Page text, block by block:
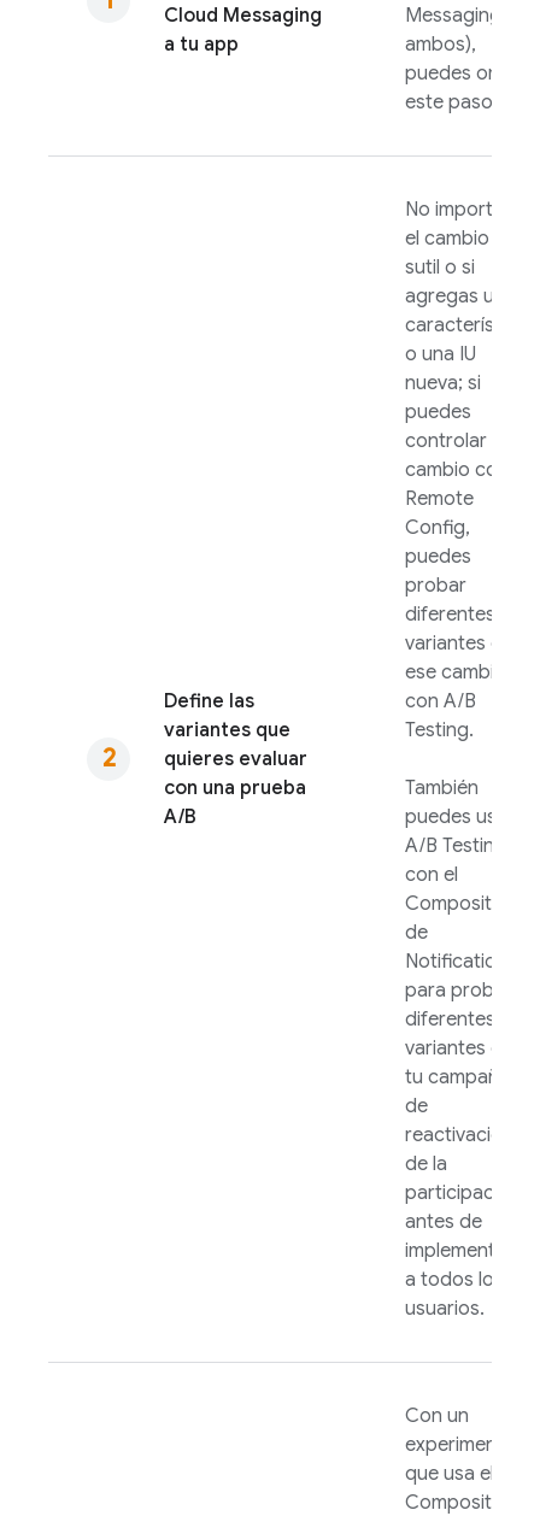
Cloud Messaging
a tu app
Messaging
ambos),
puedes omitir
este paso.
Define las
variantes que
quieres evaluar
con una prueba
A/B
No importa si
el cambio es
sutil o si
agregas una
característica
o una IU
nueva; si
puedes
controlar ese
cambio con
Remote
Config,
puedes
probar
diferentes
variantes en
ese cambio
con A/B
Testing.
También
puedes usar
A/B Testing
con el
Compositor
de
Notifications
para probar
diferentes
variantes de
tu campaña
de
reactivación
de la
participación
antes de
implementarla
a todos los
usuarios.
Con un
experimento
que usa el
Compositor